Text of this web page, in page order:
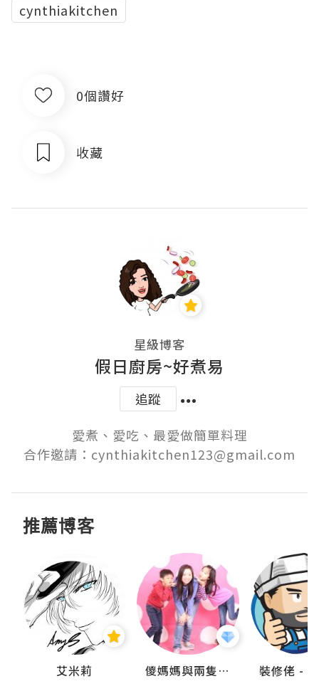
cynthiakitchen
0個讚好
收藏
星級博客
假日廚房~好煮易
追蹤
愛煮、愛吃、最愛做簡單料理
合作邀請：cynthiakitchen123@gmail.com
推薦博客
艾米莉 儍媽媽與兩隻小魔怪之家